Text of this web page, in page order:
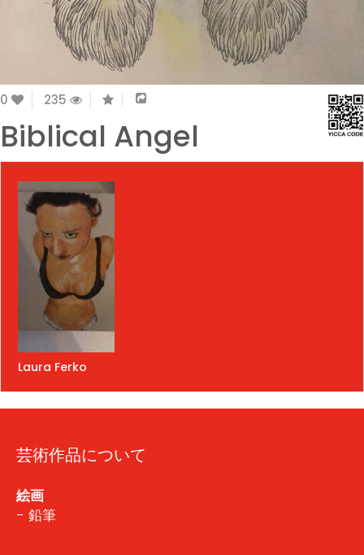
0 235
Biblical Angel
Laura Ferko
芸術作品について
絵画
- 鉛筆